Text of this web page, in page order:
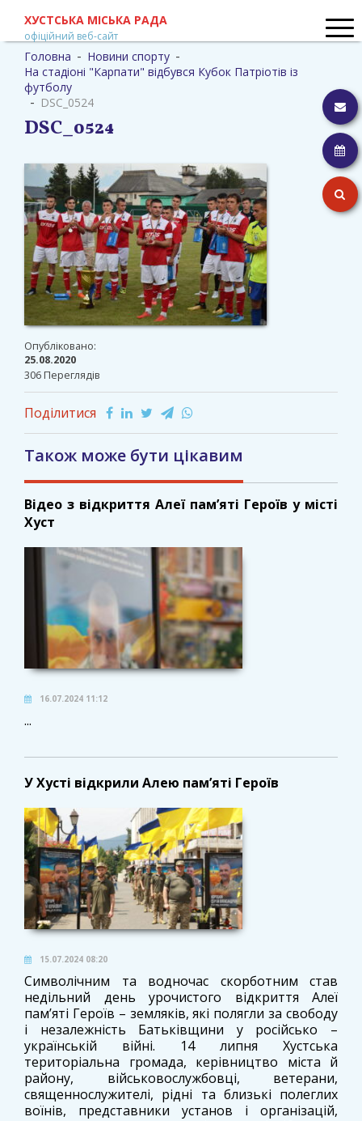
ХУСТСЬКА МІСЬКА РАДА
офіційний веб-сайт
Головна - Новини спорту -
На стадіоні "Карпати" відбувся Кубок Патріотів із
футболу
- DSC_0524
DSC_0524
Опубліковано:
25.08.2020
306 Переглядів
Поділитися
Також може бути цікавим
Відео з відкриття Алеї пам’яті Героїв у місті
Хуст
16.07.2024 11:12
...
У Хусті відкрили Алею пам’яті Героїв
15.07.2024 08:20
Символічним та водночас скорботним став
недільний день урочистого відкриття Алеї
пам’яті Героїв – земляків, які полягли за свободу
і незалежність Батьківщини у російсько –
українській війні. 14 липня Хустська
територіальна громада, керівництво міста й
району, військовослужбовці, ветерани,
священнослужителі, рідні та близькі полеглих
воїнів, представники установ і організацій,